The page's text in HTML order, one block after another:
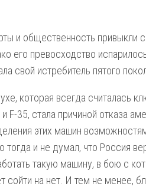
и общественность привыкли
его превосходство
свой истребитель пятого
которая всегда считалась
F-35, стала причиной отказа
этих машин
тогда и не думал, что Россия
такую машину, в бою с
сойти на нет. И тем не менее,